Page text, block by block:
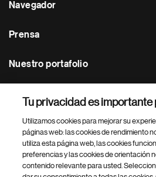
Navegador
Prensa
Nuestro portafolio
Footer Site Search
Tu privacidad es importante
Utilizamos cookies para mejorar su
páginas web: las cookies de rendimiento
utiliza esta página web, las cookies
preferencias y las cookies de orientación
contenido relevante para usted.